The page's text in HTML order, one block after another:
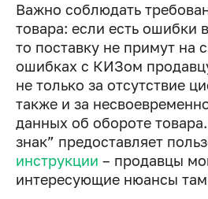
Важно соблюдать
товара: если есть ошибки
то поставку не примут на
ошибках с КИЗом
не только за отсутствие
также и за
данных об обороте
знак” предоставляет
инструкции – продавцы
интересующие нюансы